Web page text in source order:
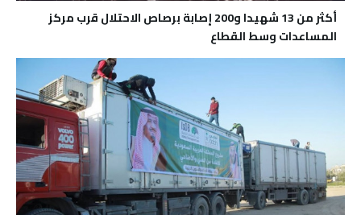
أكثر من 13 شهيدا و200 إصابة برصاص الاحتلال قرب مركز
المساعدات وسط القطاع